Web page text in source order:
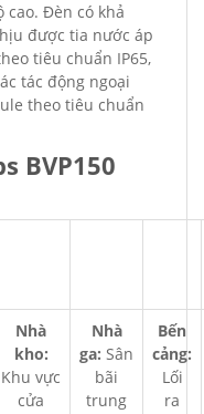
Đèn có khả
được tia nước áp
tiêu chuẩn IP65,
tác động ngoại
theo tiêu chuẩn
BVP150
Nhà
kho:
Khu vực
cửa
Nhà
ga: Sân
bãi
trung
Bến
cảng:
Lối
ra